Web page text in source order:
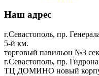
Наш адрес
г.Севастополь, пр.
5-й км.
торговый павильон №3
г.Севастополь, пр.
ТЦ ДОМИНО новый